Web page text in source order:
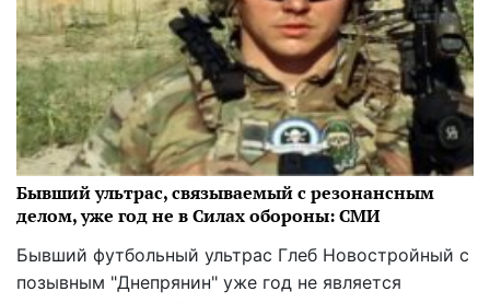
Бывший ультрас, связываемый с резонансным
делом, уже год не в Силах обороны: СМИ
Бывший футбольный ультрас Глеб Новостройный с
позывным "Днепрянин" уже год не является